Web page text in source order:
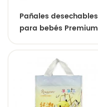
Pañales desechables
para bebés Premium
Venta al por Mayor